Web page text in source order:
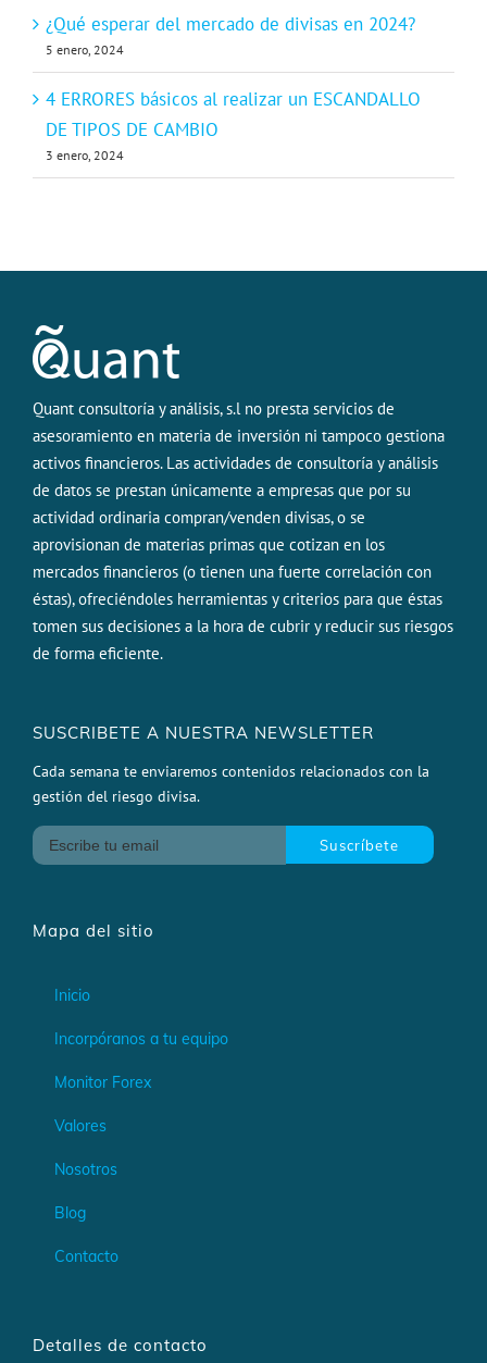
¿Qué esperar del mercado de divisas en 2024?
5 enero, 2024
4 ERRORES básicos al realizar un ESCANDALLO
DE TIPOS DE CAMBIO
3 enero, 2024
Quant consultoría y análisis, s.l no presta servicios de
asesoramiento en materia de inversión ni tampoco gestiona
activos financieros. Las actividades de consultoría y análisis
de datos se prestan únicamente a empresas que por su
actividad ordinaria compran/venden divisas, o se
aprovisionan de materias primas que cotizan en los
mercados financieros (o tienen una fuerte correlación con
éstas), ofreciéndoles herramientas y criterios para que éstas
tomen sus decisiones a la hora de cubrir y reducir sus riesgos
de forma eficiente.
SUSCRIBETE A NUESTRA NEWSLETTER
Cada semana te enviaremos contenidos relacionados con la
gestión del riesgo divisa.
Mapa del sitio
Inicio
Incorpóranos a tu equipo
Monitor Forex
Valores
Nosotros
Blog
Contacto
Detalles de contacto